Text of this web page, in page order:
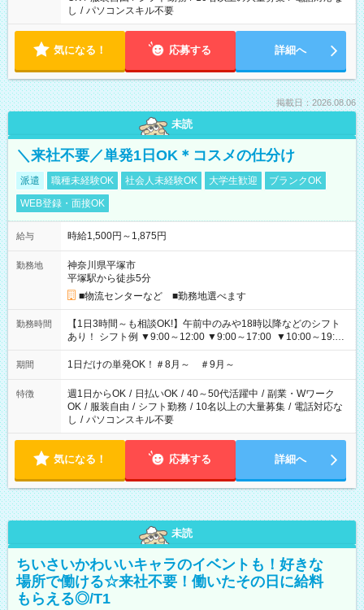
し / パソコンスキル不要
気になる！ 応募する 詳細へ
掲載日：2026.08.06
未読
＼来社不要／単発1日OK＊コスメの仕分け
派遣 職種未経験OK 社会人未経験OK 大学生歓迎
ブランクOK
WEB登録・面接OK
給与 時給1,500円～1,875円
勤務地
神奈川県平塚市
平塚駅から徒歩5分
■物流センターなど ■勤務地選べます
勤務時間
【1日3時間～も相談OK!】午前中のみや18時以降などのシフト
あり！ シフト例 ▼9:00～12:00 ▼9:00～17:00 ▼10:00～19:00
▼18:00～21:00
期間 1日だけの単発OK！＃8月～ ＃9月～
特徴 週1日からOK / 日払いOK / 40～50代活躍中 / 副業・Wワーク
OK / 服装自由 / シフト勤務 / 10名以上の大量募集 / 電話対応な
し / パソコンスキル不要
気になる！ 応募する 詳細へ
未読
ちいさいかわいいキャラのイベントも！好きな
場所で働ける☆来社不要！働いたその日に給料
もらえる◎/T1